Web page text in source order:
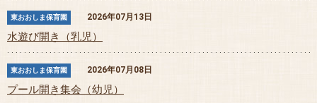
東おおしま保育園 2026年07月13日
水遊び開き（乳児）
東おおしま保育園 2026年07月08日
プール開き集会（幼児）